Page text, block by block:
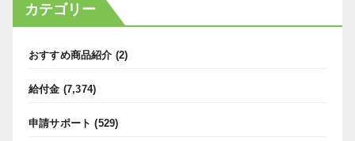
カテゴリー
おすすめ商品紹介 (2)
給付金 (7,374)
申請サポート (529)